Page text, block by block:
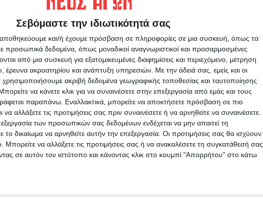
Σεβόμαστε την ιδιωτικότητά σας
αποθηκεύουμε και/ή έχουμε πρόσβαση σε πληροφορίες σε μια συσκευή, όπως τα
προσωπικά δεδομένα, όπως μοναδικοί αναγνωριστικοί και προσαρμοσμένες
από μια συσκευή για εξατομικευμένες διαφημίσεις και περιεχόμενο, μέτρηση
έρευνα ακροατηρίου και ανάπτυξη υπηρεσιών. Με την άδειά σας, εμείς και οι
χρησιμοποιήσουμε ακριβή δεδομένα γεωγραφικής τοποθεσίας και ταυτοποίησης
να κάνετε κλικ για να συναινέσετε στην επεξεργασία από εμάς και τους
παραπάνω. Εναλλακτικά, μπορείτε να αποκτήσετε πρόσβαση σε πιο
αλλάξετε τις προτιμήσεις σας πριν συναινέσετε ή να αρνηθείτε να συναινέσετε.
των προσωπικών σας δεδομένων ενδέχεται να μην απαιτεί τη
δικαίωμα να αρνηθείτε αυτήν την επεξεργασία. Οι προτιμήσεις σας θα ισχύουν
Μπορείτε να αλλάξετε τις προτιμήσεις σας ή να ανακαλέσετε τη συγκατάθεσή σας
σε αυτόν τον ιστότοπο και κάνοντας κλικ στο κουμπί "Απορρήτου" στο κάτω
Τμήματος Εξουδετέρωσης
διευκρίνισε η ΕΛΑΣ, εξερράγη
η Αντιτρομοκρατική Υπηρεσία (ΔΑΕΕΒ).
ΑΓΩΝ στο Google News!
και ευρύτερα της Θεσσαλίας